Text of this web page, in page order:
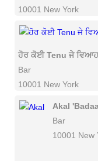
10001 New York
ਹੋਰ ਕੋਈ Tenu ਜੇ
Bar
10001 New York
Akal
Bar
10001 New